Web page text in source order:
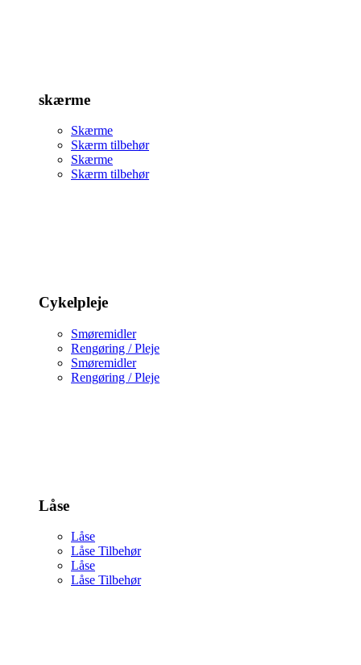
skærme
Skærme
Skærm tilbehør
Skærme
Skærm tilbehør
Cykelpleje
Smøremidler
Rengøring / Pleje
Smøremidler
Rengøring / Pleje
Låse
Låse
Låse Tilbehør
Låse
Låse Tilbehør